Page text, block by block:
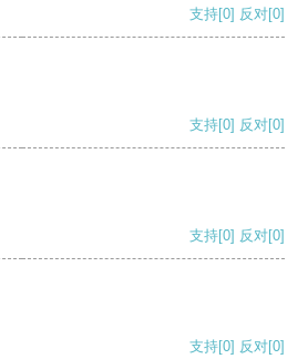
支持[0] 反对[0]
支持[0] 反对[0]
支持[0] 反对[0]
支持[0] 反对[0]